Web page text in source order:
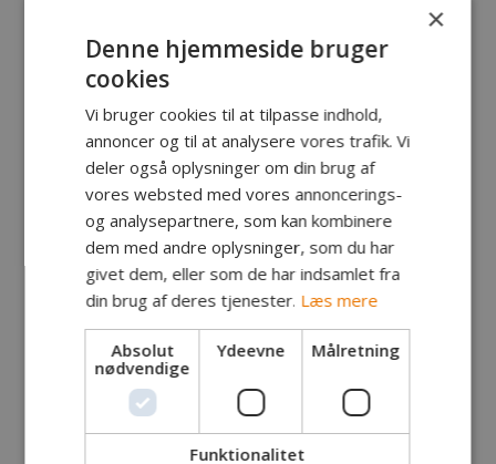
Fangst: Havørred
Lokalitet: Svaneke Fyr
Tidspunkt: Kl. 10.41
Vægt: 3,2 kg
Længde: 65 cm
Endegrej: Savage Gear Sandeel, rød/sort Loose
scales version
Egne kommentarer:
Mine venner og jeg har lejet Svaneke fyr for en
Jeg stod tidlig formiddag oppe på terrassen og
kiggede ud over klipperne.
Pludseligt så jeg en stor fisk hoppe lige omkring
en lille pynt. To minutter senere, så jeg endnu en
Jeg havde ellers tænkt mig at fiske et helt andet
sted, da der var ret høj vindstyrke mod land, men
×
Denne hjemmeside bruger
cookies
Vi bruger cookies til at tilpasse indhold,
annoncer og til at analysere vores trafik. Vi
deler også oplysninger om din brug af
vores websted med vores annoncerings-
og analysepartnere, som kan kombinere
dem med andre oplysninger, som du har
givet dem, eller som de har indsamlet fra
din brug af deres tjenester. Læs mere
Absolut
nødvendige
Ydeevne Målretning
Funktionalitet